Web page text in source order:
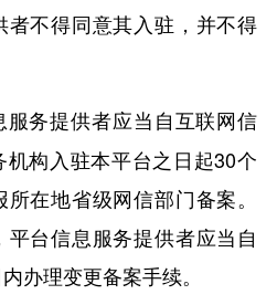
不得同意其入驻，并不得
务提供者应当自互联网信
构入驻本平台之日起30个
在地省级网信部门备案。
台信息服务提供者应当自
办理变更备案手续。